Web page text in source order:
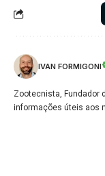
IVAN FORMIGONI
Zootecnista, Fundador
informações úteis aos